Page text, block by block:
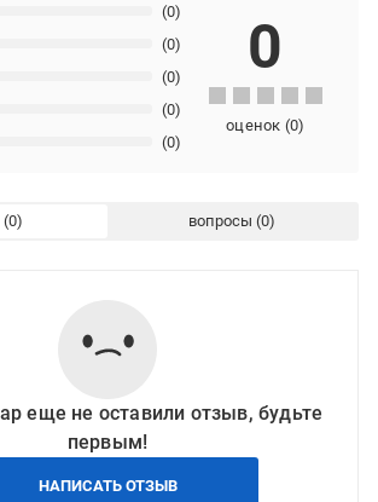
(0)
(0)
(0)
(0)
(0)
0
оценок (0)
вопросы
еще не оставили отзыв, будьте
первым!
НАПИСАТЬ ОТЗЫВ